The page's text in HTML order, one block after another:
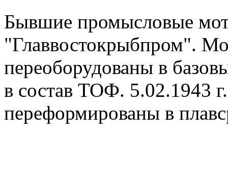
Бывшие промысловые
"Главвостокрыбпром".
переоборудованы в
в состав ТОФ. 5.02.1943
переформированы в